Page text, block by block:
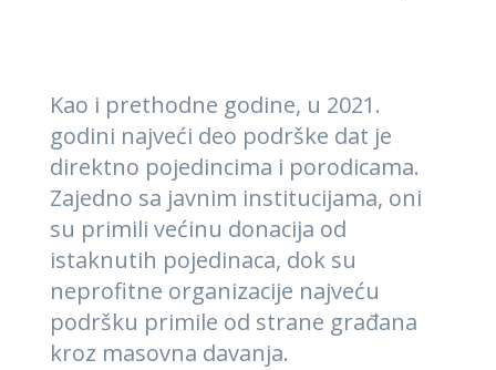
Kao i prethodne godine, u 2021.
godini najveći deo podrške dat je
direktno pojedincima i porodicama.
Zajedno sa javnim institucijama, oni
su primili većinu donacija od
istaknutih pojedinaca, dok su
neprofitne organizacije najveću
podršku primile od strane građana
kroz masovna davanja.